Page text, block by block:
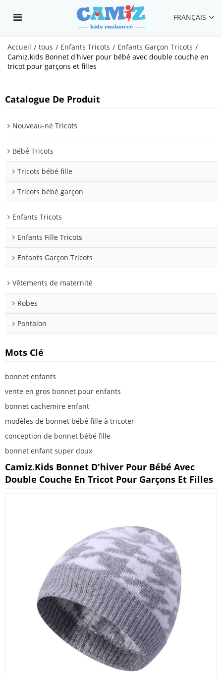
FRANÇAIS
Accueil / tous / Enfants Tricots / Enfants Garçon Tricots /
Camiz.kids Bonnet d'hiver pour bébé avec double couche en
tricot pour garçons et filles
Catalogue De Produit
Nouveau-né Tricots
Bébé Tricots
Tricots bébé fille
Tricots bébé garçon
Enfants Tricots
Enfants Fille Tricots
Enfants Garçon Tricots
Vêtements de maternité
Robes
Pantalon
Mots Clé
bonnet enfants
vente en gros bonnet pour enfants
bonnet cachemire enfant
modèles de bonnet bébé fille à tricoter
conception de bonnet bébé fille
bonnet enfant super doux
Camiz.kids Bonnet D'hiver Pour Bébé Avec
Double Couche En Tricot Pour Garçons Et Filles